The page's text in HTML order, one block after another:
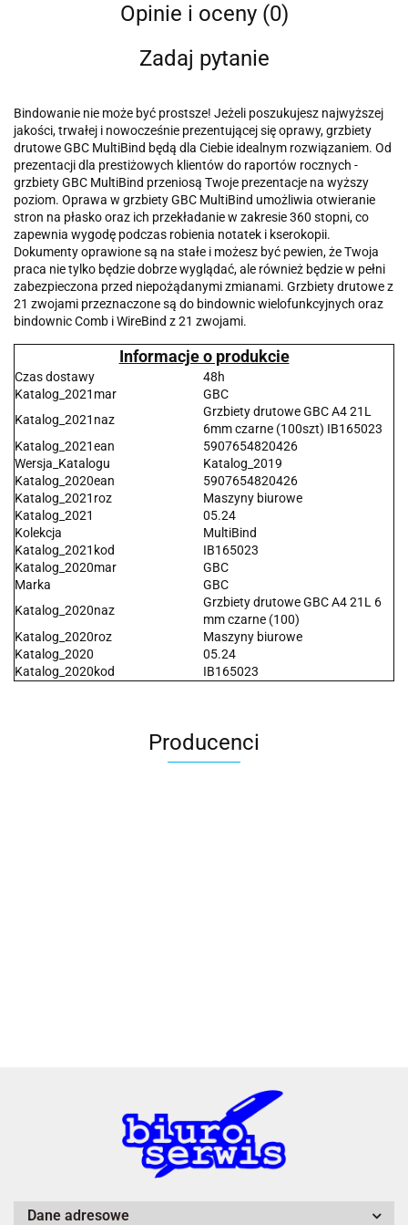
Opinie i oceny (0)
Zadaj pytanie
Bindowanie nie może być prostsze! Jeżeli poszukujesz najwyższej
jakości, trwałej i nowocześnie prezentującej się oprawy, grzbiety
drutowe GBC MultiBind będą dla Ciebie idealnym rozwiązaniem. Od
prezentacji dla prestiżowych klientów do raportów rocznych -
grzbiety GBC MultiBind przeniosą Twoje prezentacje na wyższy
poziom. Oprawa w grzbiety GBC MultiBind umożliwia otwieranie
stron na płasko oraz ich przekładanie w zakresie 360 stopni, co
zapewnia wygodę podczas robienia notatek i kserokopii.
Dokumenty oprawione są na stałe i możesz być pewien, że Twoja
praca nie tylko będzie dobrze wyglądać, ale również będzie w pełni
zabezpieczona przed niepożądanymi zmianami. Grzbiety drutowe z
21 zwojami przeznaczone są do bindownic wielofunkcyjnych oraz
bindownic Comb i WireBind z 21 zwojami.
Informacje o produkcie
Czas dostawy
48h
Katalog_2021mar
GBC
Katalog_2021naz
Grzbiety drutowe GBC A4 21L
6mm czarne (100szt) IB165023
Katalog_2021ean
5907654820426
Wersja_Katalogu
Katalog_2019
Katalog_2020ean
5907654820426
Katalog_2021roz
Maszyny biurowe
Katalog_2021
05.24
Kolekcja
MultiBind
Katalog_2021kod
IB165023
Katalog_2020mar
GBC
Marka
GBC
Katalog_2020naz
Grzbiety drutowe GBC A4 21L 6
mm czarne (100)
Katalog_2020roz
Maszyny biurowe
Katalog_2020
05.24
Katalog_2020kod
IB165023
Producenci
A4 Tech
Dane adresowe